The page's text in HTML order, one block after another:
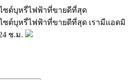
ซต์บุหรี่ไฟฟ้าที่ขายดีที่สุด เรามีแอดมิน
ซต์บุหรี่ไฟฟ้าที่ขายดีที่สุด เรามีแอดมิ
ช.ม.